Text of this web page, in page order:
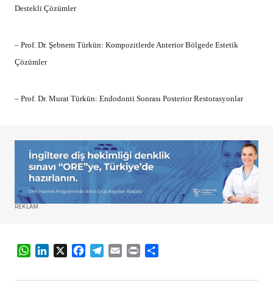
Destekli Çözümler
– Prof. Dr. Şebnem Türkün: Kompozitlerde Anterior Bölgede Estetik
Çözümler
– Prof. Dr. Murat Türkün: Endodonti Sonrası Posterior Restorasyonlar
REKLAM
WhatsApp
LinkedIn
X Facebook
Telegram
Email Print